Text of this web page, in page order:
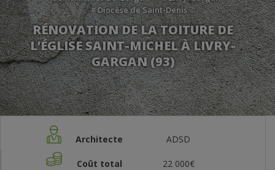
#Diocèse de Saint-Denis
RÉNOVATION DE LA TOITURE DE
L’ÉGLISE SAINT-MICHEL À LIVRY-
GARGAN (93)
Architecte ADSD
Coût total 22 000€